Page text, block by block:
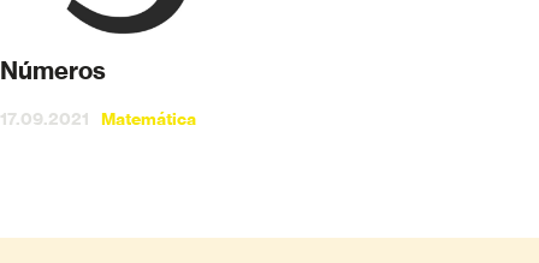
Números
17.09.2021 Matemática